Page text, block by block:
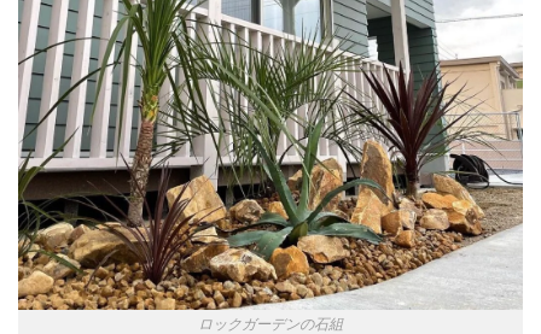
ロックガーデンの石組